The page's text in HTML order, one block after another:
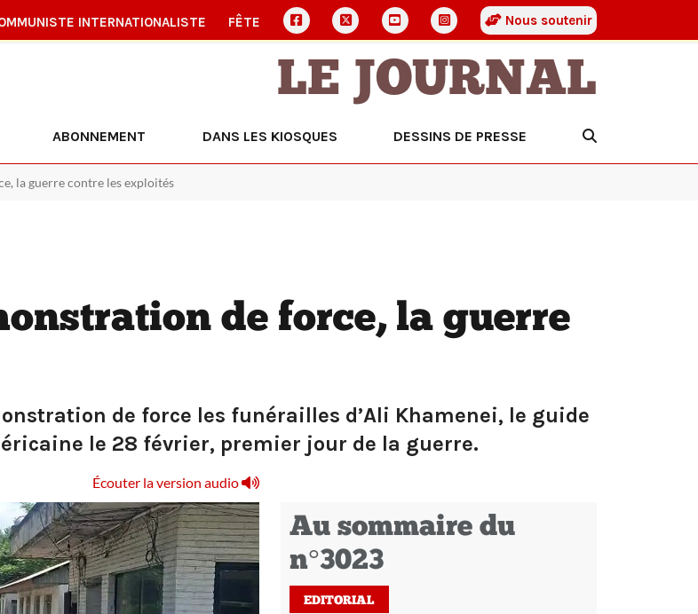
INTERNATIONALISTE FÊTE Nous soutenir
LE JOURNAL
ABONNEMENT DANS LES KIOSQUES DESSINS DE PRESSE
la guerre contre les exploités
de force, la guerre
de force les funérailles d’Ali Khamenei, le guide
le 28 février, premier jour de la guerre.
Écouter la version audio
Au sommaire du
n°3023
EDITORIAL